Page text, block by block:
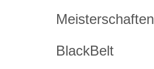
Meisterschaften
BlackBelt